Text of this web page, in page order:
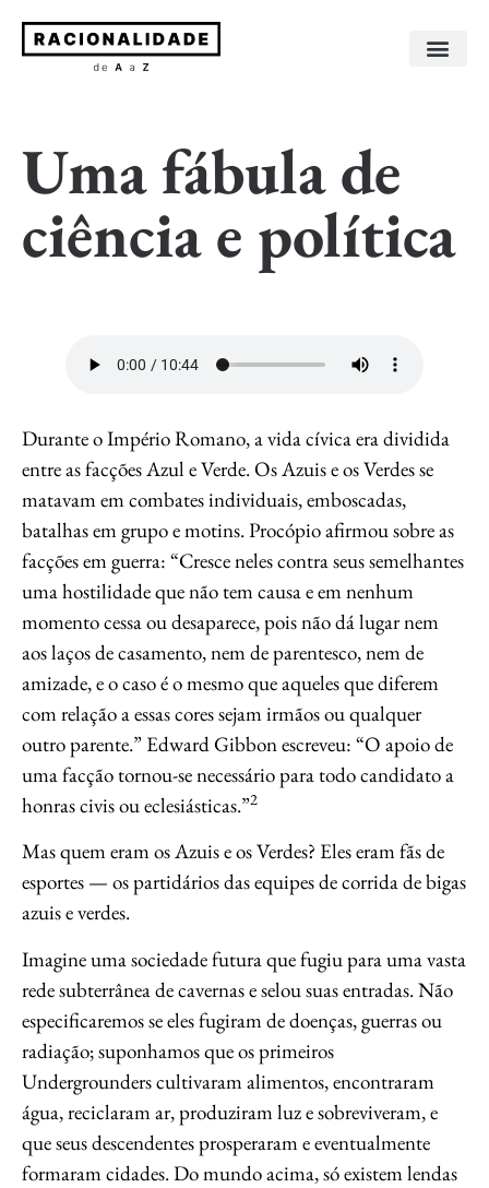
Uma fábula de
ciência e política
Durante o Império Romano, a vida cívica era dividida
entre as facções Azul e Verde. Os Azuis e os Verdes se
matavam em combates individuais, emboscadas,
batalhas em grupo e motins. Procópio afirmou sobre as
facções em guerra: “Cresce neles contra seus semelhantes
uma hostilidade que não tem causa e em nenhum
momento cessa ou desaparece, pois não dá lugar nem
aos laços de casamento, nem de parentesco, nem de
amizade, e o caso é o mesmo que aqueles que diferem
com relação a essas cores sejam irmãos ou qualquer
outro parente.” Edward Gibbon escreveu: “O apoio de
uma facção tornou-se necessário para todo candidato a
honras civis ou eclesiásticas.”2
Mas quem eram os Azuis e os Verdes? Eles eram fãs de
esportes — os partidários das equipes de corrida de bigas
azuis e verdes.
Imagine uma sociedade futura que fugiu para uma vasta
rede subterrânea de cavernas e selou suas entradas. Não
especificaremos se eles fugiram de doenças, guerras ou
radiação; suponhamos que os primeiros
Undergrounders cultivaram alimentos, encontraram
água, reciclaram ar, produziram luz e sobreviveram, e
que seus descendentes prosperaram e eventualmente
formaram cidades. Do mundo acima, só existem lendas